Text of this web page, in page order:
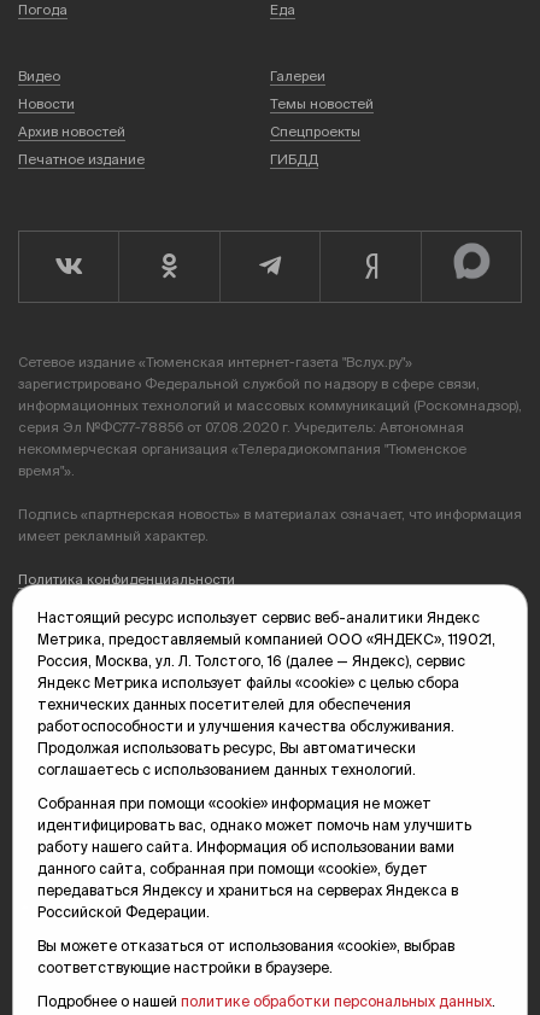
Погода
Еда
Видео
Галереи
Новости
Темы новостей
Архив новостей
Спецпроекты
Печатное издание
ГИБДД
Сетевое издание «Тюменская интернет-газета "Вслух.ру"»
зарегистрировано Федеральной службой по надзору в сфере связи,
информационных технологий и массовых коммуникаций (Роскомнадзор),
серия Эл №ФС77-78856 от 07.08.2020 г. Учредитель: Автономная
некоммерческая организация «Телерадиокомпания "Тюменское
время"».
Подпись «партнерская новость» в материалах означает, что информация
имеет рекламный характер.
Политика конфиденциальности
Редакция: 625035, Тюмень, пр. Геологоразведчиков, 28А
(3452) 68-89-05
edit@vsluh.ru
Главный редактор: Панкина Т.Ю.
kika@vsluh.ru
По вопросам рекламы:
(3452) 68-89-78
kotovaev@sibinformburo.ru
mim@vsluh.ru
Настоящий ресурс использует сервис веб-аналитики Яндекс
Метрика, предоставляемый компанией ООО «ЯНДЕКС», 119021,
Россия, Москва, ул. Л. Толстого, 16 (далее — Яндекс), сервис
Яндекс Метрика использует файлы «cookie» с целью сбора
технических данных посетителей для обеспечения
работоспособности и улучшения качества обслуживания.
Продолжая использовать ресурс, Вы автоматически
соглашаетесь с использованием данных технологий.
Собранная при помощи «cookie» информация не может
идентифицировать вас, однако может помочь нам улучшить
работу нашего сайта. Информация об использовании вами
данного сайта, собранная при помощи «cookie», будет
передаваться Яндексу и храниться на серверах Яндекса в
Российской Федерации.
Вы можете отказаться от использования «cookie», выбрав
соответствующие настройки в браузере.
Подробнее о нашей политике обработки персональных данных